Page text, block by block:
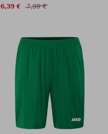
6,39 €
7,99 €